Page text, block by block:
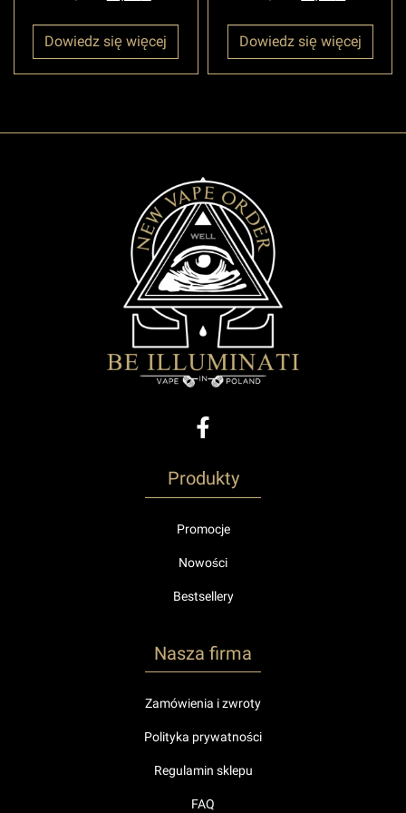
Dowiedz się więcej Dowiedz się więcej
Produkty
Promocje
Nowości
Bestsellery
Nasza firma
Zamówienia i zwroty
Polityka prywatności
Regulamin sklepu
FAQ